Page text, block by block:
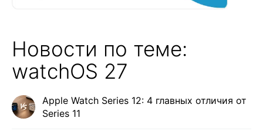
Новости по теме:
watchOS 27
Apple Watch Series 12: 4 главных отличия от
Series 11